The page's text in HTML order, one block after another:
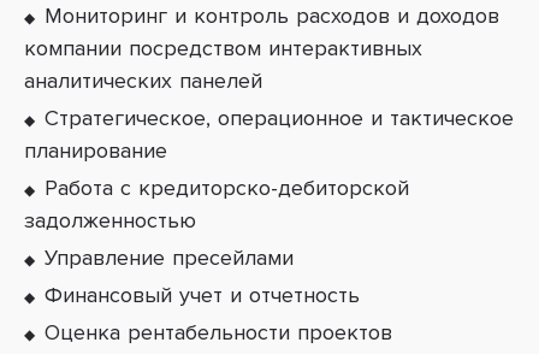
Мониторинг и контроль расходов и доходов
компании посредством интерактивных
аналитических панелей
Стратегическое, операционное и тактическое
планирование
Работа с кредиторско-дебиторской
задолженностью
Управление пресейлами
Финансовый учет и отчетность
Оценка рентабельности проектов